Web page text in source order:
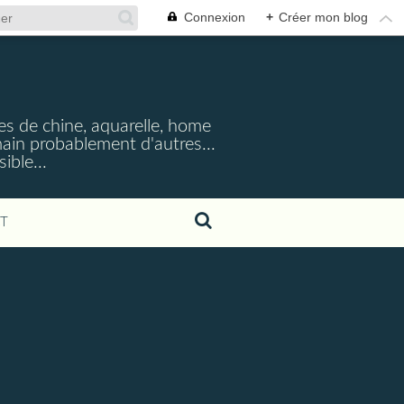
Connexion + Créer mon blog
de chine, aquarelle, home
probablement d'autres...